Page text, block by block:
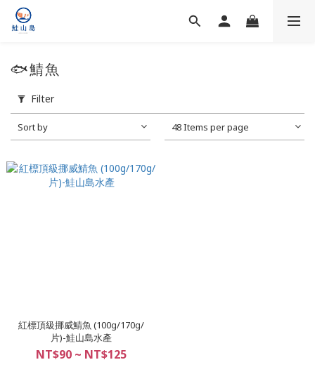
🐟鯖魚
Filter
Sort by 48 Items per page
紅標頂級挪威鯖魚 (100g/170g/
片)-鮭山島水產
NT$90 ~ NT$125